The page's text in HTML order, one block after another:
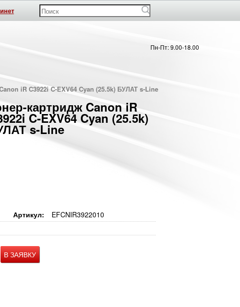
Пн-Пт: 9.00-18.00
iR C3922i C-EXV64 Cyan (25.5k) БУЛАТ s-Line
картридж Canon iR
C-EXV64 Cyan (25.5k)
s-Line
Артикул: EFCNIR3922010
В ЗАЯВКУ